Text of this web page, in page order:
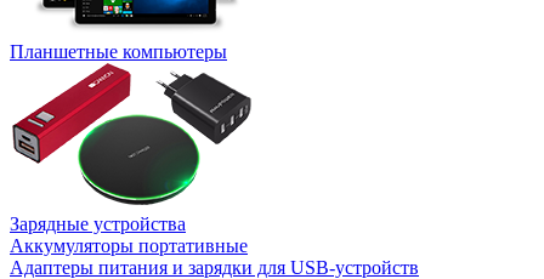
Планшетные компьютеры
Зарядные устройства
Аккумуляторы портативные
Адаптеры питания и зарядки для USB-устройств